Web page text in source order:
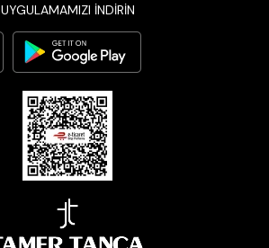
UYGULAMAMIZI İNDİRİN